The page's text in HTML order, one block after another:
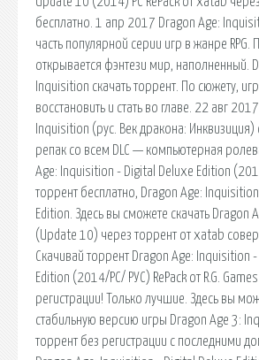
бесплатно. 1 апр 2017 Dragon Age:
часть популярной серии игр в жанре RPG.
открывается фэнтези мир, наполненный.
Inquisition скачать торрент. По сюжету,
восстановить и стать во главе. 22 авг
Inquisition (рус. Век дракона: Инквизиция)
репак со всем DLC — компьютерная
Age: Inquisition - Digital Deluxe Edition
торрент бесплатно, Dragon Age:
Edition. Здесь вы сможете скачать Dragon
(Update 10) через торрент от xatab
Скачивай торрент Dragon Age: Inquisition
Edition (2014/PC/ РУС) RePack от R.G.
регистрации! Только лучшие. Здесь вы
стабильную версию игры Dragon Age 3:
торрент без регистрации с последними